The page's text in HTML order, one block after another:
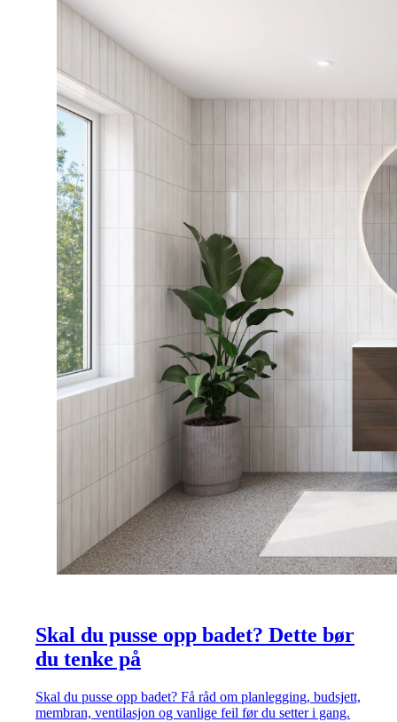
Skal du pusse opp badet? Dette bør
du tenke på
Skal du pusse opp badet? Få råd om planlegging, budsjett,
membran, ventilasjon og vanlige feil før du setter i gang.